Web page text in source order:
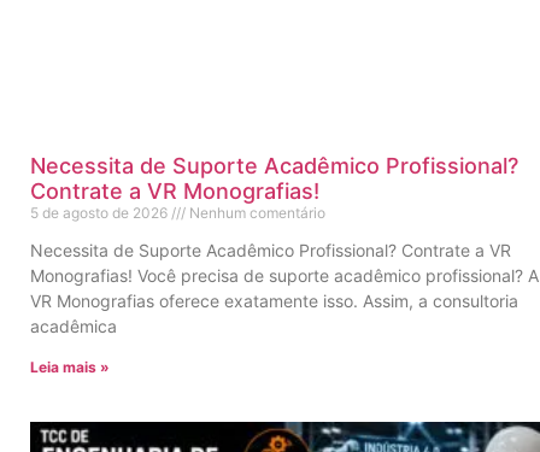
Necessita de Suporte Acadêmico Profissional?
Contrate a VR Monografias!
5 de agosto de 2026 Nenhum comentário
Necessita de Suporte Acadêmico Profissional? Contrate a VR
Monografias! Você precisa de suporte acadêmico profissional? A
VR Monografias oferece exatamente isso. Assim, a consultoria
acadêmica
Leia mais »